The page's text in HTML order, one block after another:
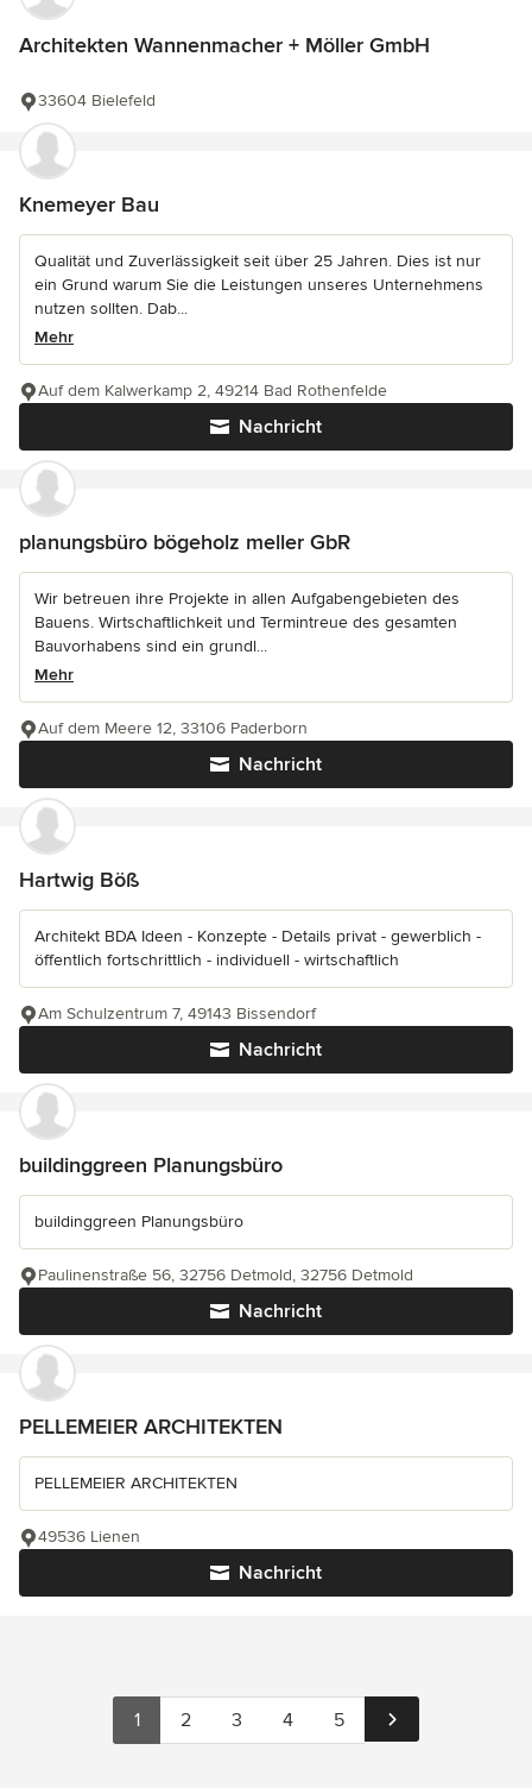
Architekten Wannenmacher + Möller GmbH
33604 Bielefeld
Knemeyer Bau
Qualität und Zuverlässigkeit seit über 25 Jahren. Dies ist nur
ein Grund warum Sie die Leistungen unseres Unternehmens
nutzen sollten. Dab...
Mehr
Nachricht
Auf dem Kalwerkamp 2, 49214 Bad Rothenfelde
planungsbüro bögeholz meller GbR
Wir betreuen ihre Projekte in allen Aufgabengebieten des
Bauens. Wirtschaftlichkeit und Termintreue des gesamten
Bauvorhabens sind ein grundl...
Mehr
Nachricht
Auf dem Meere 12, 33106 Paderborn
Hartwig Böß
Architekt BDA Ideen - Konzepte - Details privat - gewerblich -
öffentlich fortschrittlich - individuell - wirtschaftlich
Nachricht
Am Schulzentrum 7, 49143 Bissendorf
buildinggreen Planungsbüro
buildinggreen Planungsbüro
Nachricht
Paulinenstraße 56, 32756 Detmold, 32756 Detmold
PELLEMEIER ARCHITEKTEN
PELLEMEIER ARCHITEKTEN
Nachricht
49536 Lienen
1 2 3 4 5